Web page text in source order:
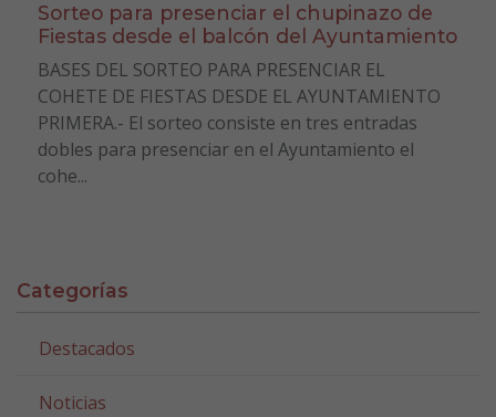
Sorteo para presenciar el chupinazo de
Fiestas desde el balcón del Ayuntamiento
BASES DEL SORTEO PARA PRESENCIAR EL
COHETE DE FIESTAS DESDE EL AYUNTAMIENTO
PRIMERA.- El sorteo consiste en tres entradas
dobles para presenciar en el Ayuntamiento el
cohe...
Categorías
Destacados
Noticias